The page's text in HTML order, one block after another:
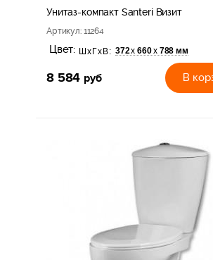
Унитаз-компакт Santeri Визит
Артикул: 11264
Цвет: ШхГхВ: 372х 660х 788 мм
8 584 руб В